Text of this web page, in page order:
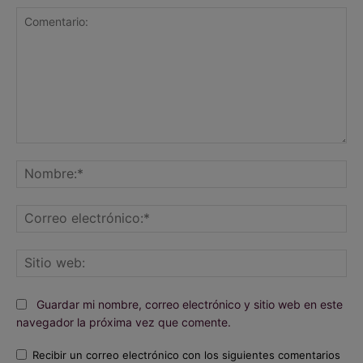
Guardar mi nombre, correo electrónico y sitio web en este
navegador la próxima vez que comente.
Recibir un correo electrónico con los siguientes comentarios